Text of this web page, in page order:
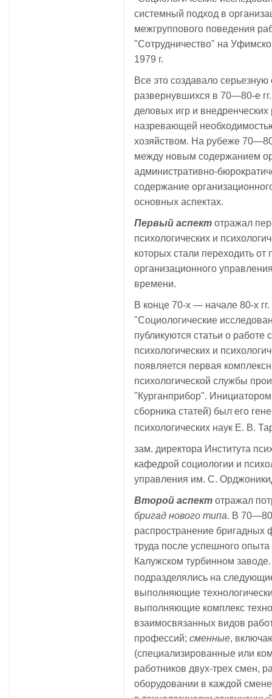
системный подход в
межгруппового поведения
"Сотрудничество" на
1979 г.
Все это создавало
развернувшихся в 70—80-е
деловых игр и
назревающей
хозяйством. На рубеже
между новым содержанием
административно-
содержание
основных аспектах.
Первый аспект отражал
психологических и
которых стали переходить
организационного
времени.
В конце 70-х — начале 80-х
"Социологические
публикуются статьи о работе
психологических и
появляется первая
психологической службы
"Курганприбор". Инициатором
сборника статей) был его
психологических наук Е. В.
зам. директора Института
кафедрой социологии и
управления им. С.
Второй аспект отражал
бригад нового типа. В
распространение бригадных
труда после успешного
Калужском турбинном
подразделялись на
выполняющие
выполняющие комплекс
взаимосвязанных видов
профессий; сменные,
(специализированные или
работников двух-трех смен,
оборудовании в каждой